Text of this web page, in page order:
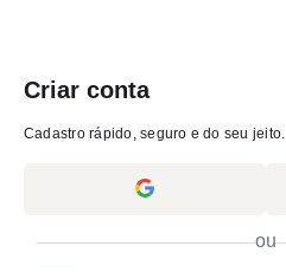
Criar conta
Cadastro rápido, seguro e do seu jeito.
ou